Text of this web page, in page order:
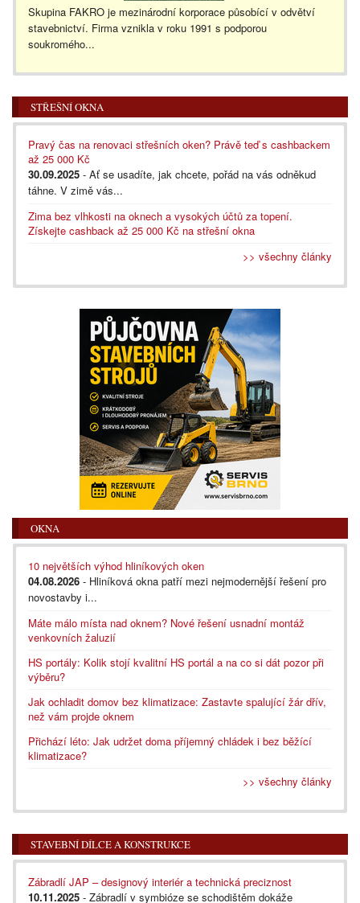
Skupina FAKRO je mezinárodní korporace působící v odvětví
stavebnictví. Firma vznikla v roku 1991 s podporou
soukromého...
STŘEŠNÍ OKNA
Pravý čas na renovaci střešních oken? Právě teď s cashbackem
až 25 000 Kč
30.09.2025 - Ať se usadíte, jak chcete, pořád na vás odněkud
táhne. V zimě vás...
Zima bez vlhkosti na oknech a vysokých účtů za topení.
Získejte cashback až 25 000 Kč na střešní okna
>> všechny články
OKNA
10 největších výhod hliníkových oken
04.08.2026 - Hliníková okna patří mezi nejmodernější řešení pro
novostavby i...
Máte málo místa nad oknem? Nové řešení usnadní montáž
venkovních žaluzií
HS portály: Kolik stojí kvalitní HS portál a na co si dát pozor při
výběru?
Jak ochladit domov bez klimatizace: Zastavte spalující žár dřív,
než vám projde oknem
Přichází léto: Jak udržet doma příjemný chládek i bez běžící
klimatizace?
>> všechny články
STAVEBNÍ DÍLCE A KONSTRUKCE
Zábradlí JAP – designový interiér a technická preciznost
10.11.2025 - Zábradlí v symbióze se schodištěm dokáže